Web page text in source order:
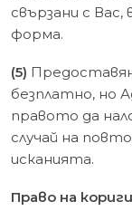
свързани с
форма.
(5)
безплатно, но
правото да
случай на
исканията.
Право на